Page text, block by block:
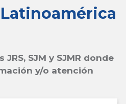
SJM y SJMR donde
y/o atención